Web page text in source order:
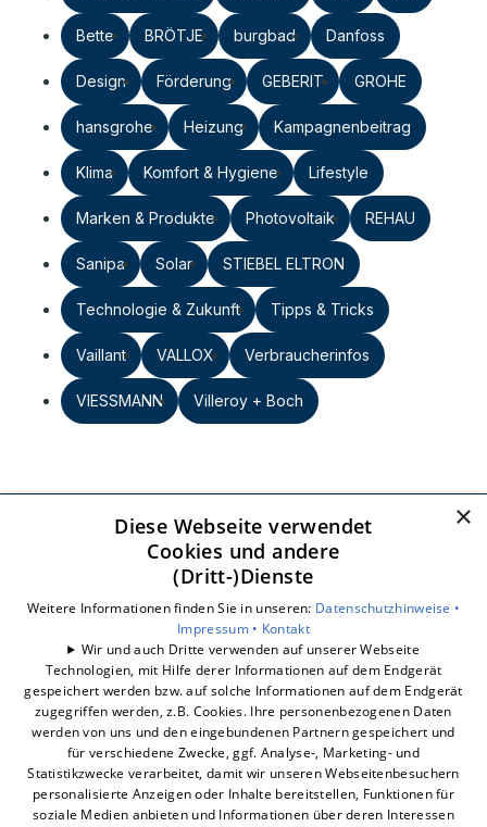
Bette BRÖTJE burgbad Danfoss
Design Förderung GEBERIT GROHE
hansgrohe Heizung Kampagnenbeitrag
Klima Komfort & Hygiene Lifestyle
Marken & Produkte Photovoltaik REHAU
Sanipa Solar STIEBEL ELTRON
Technologie & Zukunft Tipps & Tricks
Vaillant VALLOX Verbraucherinfos
VIESSMANN Villeroy + Boch
Heizkraftanlagen GmbH
Großer Kolonnenweg 9
30163 Hannover
info@hkhannover.de
0511 963850
Impressum
Datenschutzerklärung
Barrierefreiheitserklärung
Unsere Bereiche
Unternehmen
×
Diese Webseite verwendet
Cookies und andere
(Dritt-)Dienste
Weitere Informationen finden Sie in unseren: Datenschutzhinweise •
Impressum • Kontakt
Wir und auch Dritte verwenden auf unserer Webseite
Technologien, mit Hilfe derer Informationen auf dem Endgerät
gespeichert werden bzw. auf solche Informationen auf dem Endgerät
zugegriffen werden, z.B. Cookies. Ihre personenbezogenen Daten
werden von uns und den eingebundenen Partnern gespeichert und
für verschiedene Zwecke, ggf. Analyse-, Marketing- und
Statistikzwecke verarbeitet, damit wir unseren Webseitenbesuchern
personalisierte Anzeigen oder Inhalte bereitstellen, Funktionen für
soziale Medien anbieten und Informationen über deren Interessen